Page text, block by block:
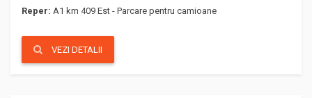
Reper: A1 km 409 Est - Parcare pentru camioane
VEZI DETALII